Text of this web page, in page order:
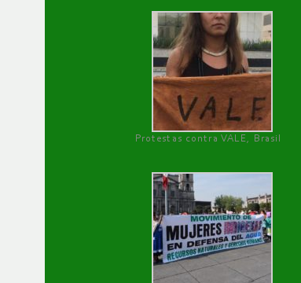
Protestas contra VALE, Brasil